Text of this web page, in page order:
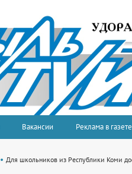
Вакансии Реклама в газете
Для школьников из Республики Коми